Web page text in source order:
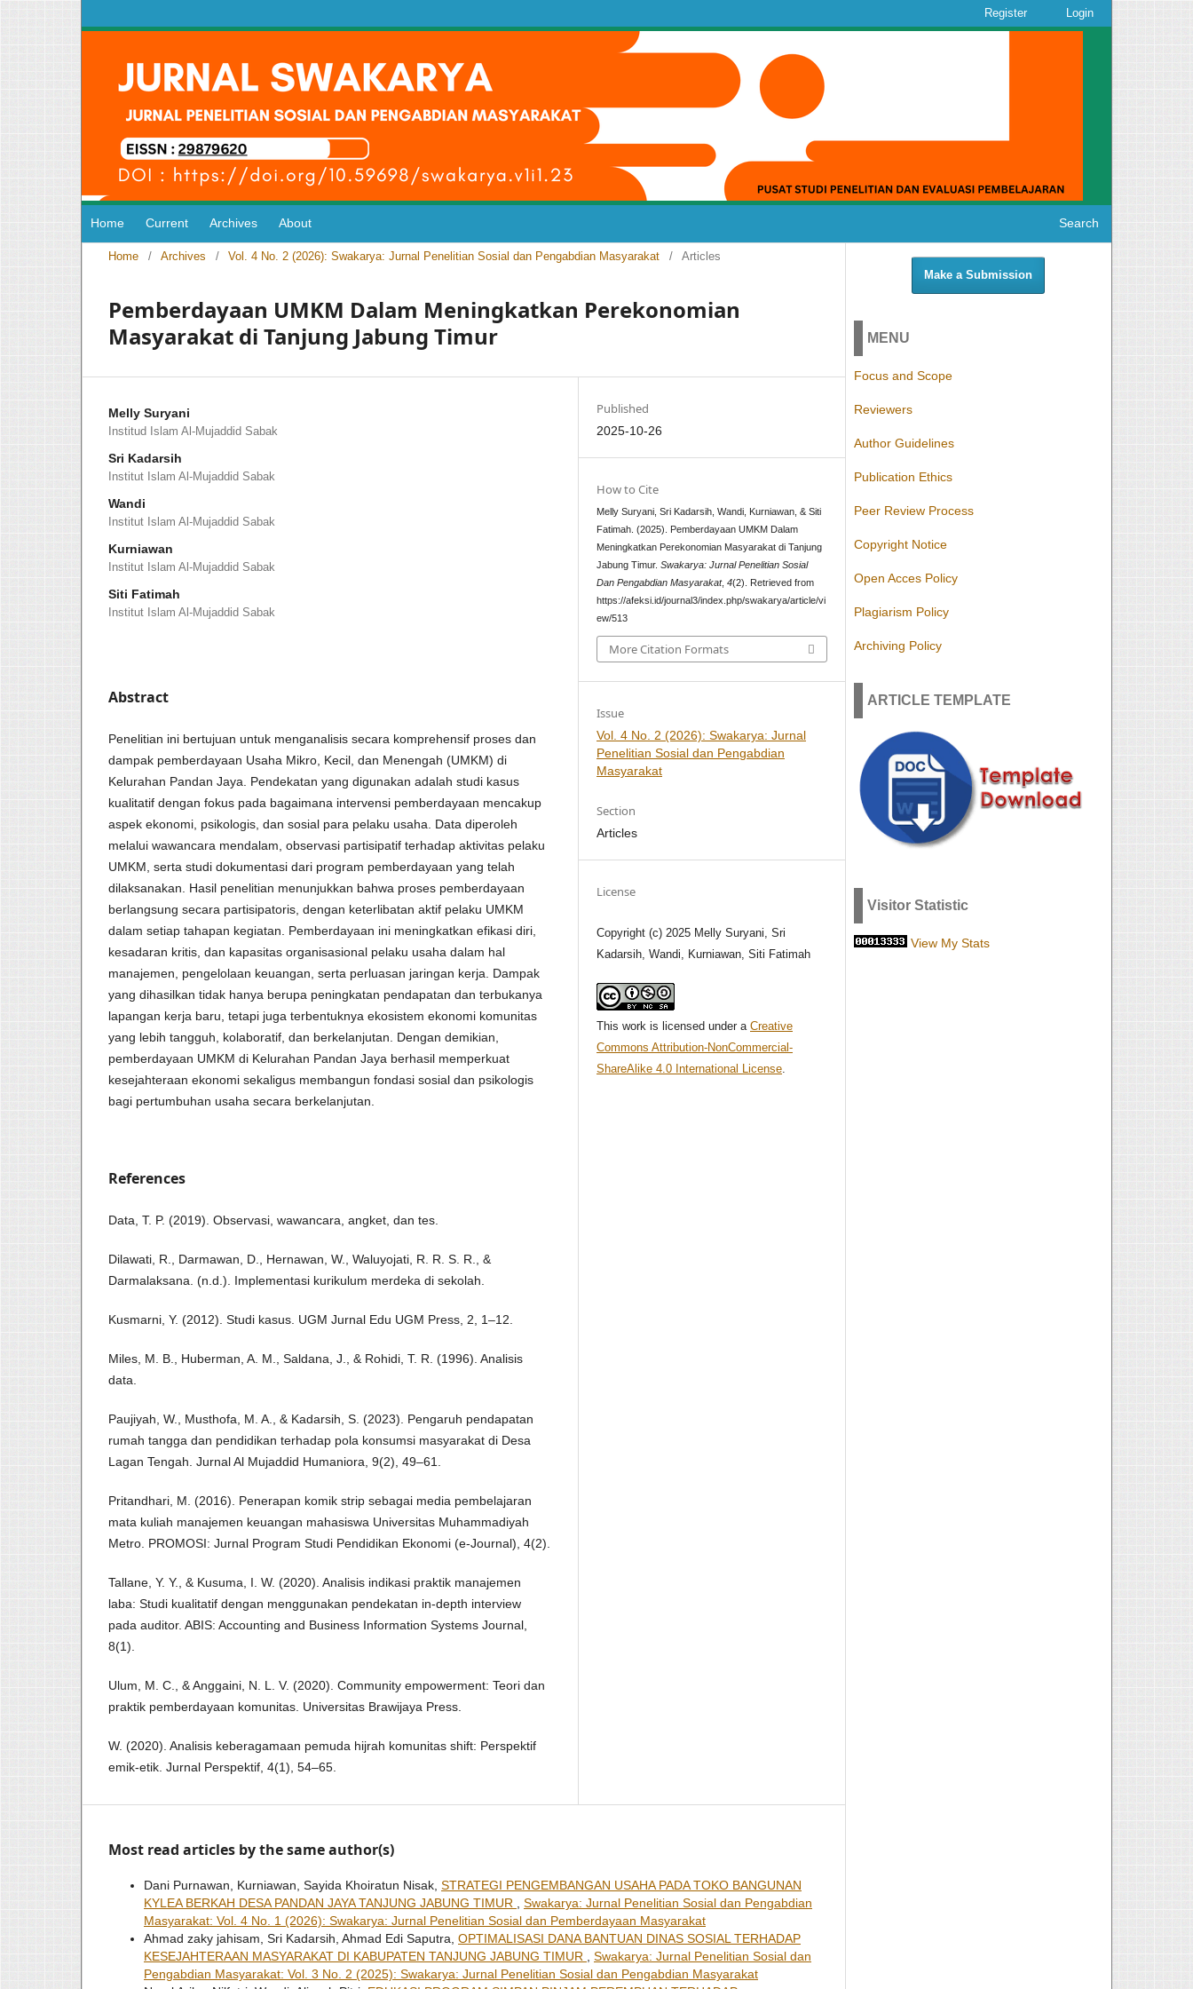
Home Current Archives About Search
Register Login
Home / Archives / Vol. 4 No. 2 (2026): Swakarya: Jurnal Penelitian Sosial dan Pengabdian Masyarakat / Articles
Pemberdayaan UMKM Dalam Meningkatkan Perekonomian
Masyarakat di Tanjung Jabung Timur
Melly Suryani
Institud Islam Al-Mujaddid Sabak
Sri Kadarsih
Institut Islam Al-Mujaddid Sabak
Wandi
Institut Islam Al-Mujaddid Sabak
Kurniawan
Institut Islam Al-Mujaddid Sabak
Siti Fatimah
Institut Islam Al-Mujaddid Sabak
Abstract
Penelitian ini bertujuan untuk menganalisis secara komprehensif proses dan
dampak pemberdayaan Usaha Mikro, Kecil, dan Menengah (UMKM) di
Kelurahan Pandan Jaya. Pendekatan yang digunakan adalah studi kasus
kualitatif dengan fokus pada bagaimana intervensi pemberdayaan mencakup
aspek ekonomi, psikologis, dan sosial para pelaku usaha. Data diperoleh
melalui wawancara mendalam, observasi partisipatif terhadap aktivitas pelaku
UMKM, serta studi dokumentasi dari program pemberdayaan yang telah
dilaksanakan. Hasil penelitian menunjukkan bahwa proses pemberdayaan
berlangsung secara partisipatoris, dengan keterlibatan aktif pelaku UMKM
dalam setiap tahapan kegiatan. Pemberdayaan ini meningkatkan efikasi diri,
kesadaran kritis, dan kapasitas organisasional pelaku usaha dalam hal
manajemen, pengelolaan keuangan, serta perluasan jaringan kerja. Dampak
yang dihasilkan tidak hanya berupa peningkatan pendapatan dan terbukanya
lapangan kerja baru, tetapi juga terbentuknya ekosistem ekonomi komunitas
yang lebih tangguh, kolaboratif, dan berkelanjutan. Dengan demikian,
pemberdayaan UMKM di Kelurahan Pandan Jaya berhasil memperkuat
kesejahteraan ekonomi sekaligus membangun fondasi sosial dan psikologis
bagi pertumbuhan usaha secara berkelanjutan.
References
Data, T. P. (2019). Observasi, wawancara, angket, dan tes.
Dilawati, R., Darmawan, D., Hernawan, W., Waluyojati, R. R. S. R., &
Darmalaksana. (n.d.). Implementasi kurikulum merdeka di sekolah.
Kusmarni, Y. (2012). Studi kasus. UGM Jurnal Edu UGM Press, 2, 1–12.
Miles, M. B., Huberman, A. M., Saldana, J., & Rohidi, T. R. (1996). Analisis
data.
Paujiyah, W., Musthofa, M. A., & Kadarsih, S. (2023). Pengaruh pendapatan
rumah tangga dan pendidikan terhadap pola konsumsi masyarakat di Desa
Lagan Tengah. Jurnal Al Mujaddid Humaniora, 9(2), 49–61.
Pritandhari, M. (2016). Penerapan komik strip sebagai media pembelajaran
mata kuliah manajemen keuangan mahasiswa Universitas Muhammadiyah
Metro. PROMOSI: Jurnal Program Studi Pendidikan Ekonomi (e-Journal), 4(2).
Tallane, Y. Y., & Kusuma, I. W. (2020). Analisis indikasi praktik manajemen
laba: Studi kualitatif dengan menggunakan pendekatan in-depth interview
pada auditor. ABIS: Accounting and Business Information Systems Journal,
8(1).
Ulum, M. C., & Anggaini, N. L. V. (2020). Community empowerment: Teori dan
praktik pemberdayaan komunitas. Universitas Brawijaya Press.
W. (2020). Analisis keberagamaan pemuda hijrah komunitas shift: Perspektif
emik-etik. Jurnal Perspektif, 4(1), 54–65.
Published
2025-10-26
How to Cite
Melly Suryani, Sri Kadarsih, Wandi, Kurniawan, & Siti
Fatimah. (2025). Pemberdayaan UMKM Dalam
Meningkatkan Perekonomian Masyarakat di Tanjung
Jabung Timur.Swakarya: Jurnal Penelitian Sosial
Dan Pengabdian Masyarakat,4(2). Retrieved from
https://afeksi.id/journal3/index.php/swakarya/article/vi
ew/513
More Citation Formats
Issue
Vol. 4 No. 2 (2026): Swakarya: Jurnal
Penelitian Sosial dan Pengabdian
Masyarakat
Section
Articles
License
Copyright (c) 2025 Melly Suryani, Sri
Kadarsih, Wandi, Kurniawan, Siti Fatimah
This work is licensed under aCreative
Commons Attribution-NonCommercial-
ShareAlike 4.0 International License
Most read articles by the same author(s)
Dani Purnawan, Kurniawan, Sayida Khoiratun Nisak, STRATEGI PENGEMBANGAN USAHA PADA TOKO BANGUNAN
KYLEA BERKAH DESA PANDAN JAYA TANJUNG JABUNG TIMUR
Swakarya: Jurnal Penelitian Sosial dan Pengabdian
Masyarakat: Vol. 4 No. 1 (2026): Swakarya: Jurnal Penelitian Sosial dan Pemberdayaan Masyarakat
Ahmad zaky jahisam, Sri Kadarsih, Ahmad Edi Saputra, OPTIMALISASI DANA BANTUAN DINAS SOSIAL TERHADAP
KESEJAHTERAAN MASYARAKAT DI KABUPATEN TANJUNG JABUNG TIMUR
Swakarya: Jurnal Penelitian Sosial dan
Pengabdian Masyarakat: Vol. 3 No. 2 (2025): Swakarya: Jurnal Penelitian Sosial dan Pengabdian Masyarakat
Make a Submission
MENU
Focus and Scope
Reviewers
Author Guidelines
Publication Ethics
Peer Review Process
Copyright Notice
Open Acces Policy
Plagiarism Policy
Archiving Policy
ARTICLE TEMPLATE
Visitor Statistic
View My Stats